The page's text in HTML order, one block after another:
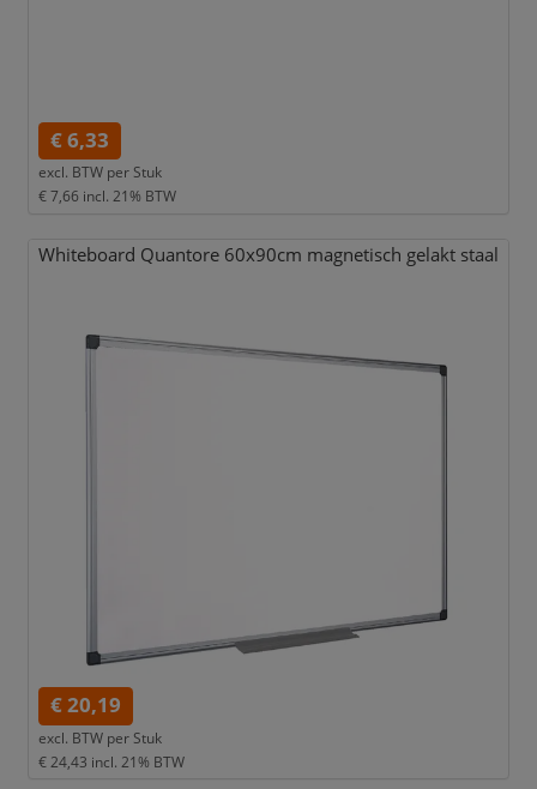
€ 6,33
excl. BTW per Stuk
€ 7,66 incl. 21% BTW
Whiteboard Quantore 60x90cm magnetisch gelakt staal
€ 20,19
excl. BTW per Stuk
€ 24,43 incl. 21% BTW